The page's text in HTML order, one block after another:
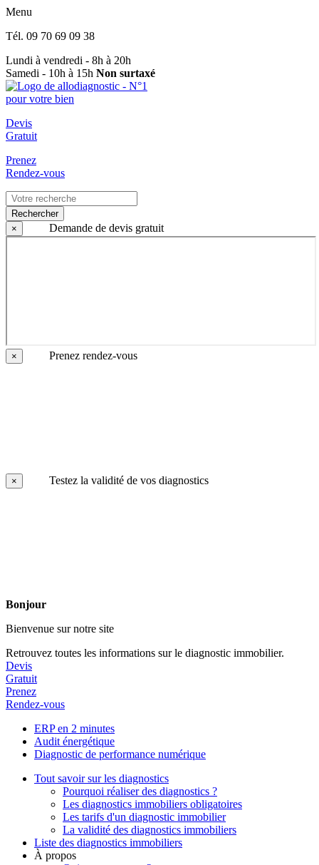
Menu
Tél. 09 70 69 09 38
Lundi à vendredi - 8h à 20h
Samedi - 10h à 15h Non surtaxé
Devis
Gratuit
Prenez
Rendez-vous
Rechercher
×
Demande de devis gratuit
× Prenez rendez-vous
× Testez la validité de vos diagnostics
Bonjour
Bienvenue sur notre site
Retrouvez toutes les informations sur le diagnostic immobilier.
Devis
Gratuit
Prenez
Rendez-vous
ERP en 2 minutes
Audit énergétique
Diagnostic de performance numérique
Tout savoir sur les diagnostics
Pourquoi réaliser des diagnostics ?
Les diagnostics immobiliers obligatoires
Les tarifs d'un diagnostic immobilier
La validité des diagnostics immobiliers
Liste des diagnostics immobiliers
À propos